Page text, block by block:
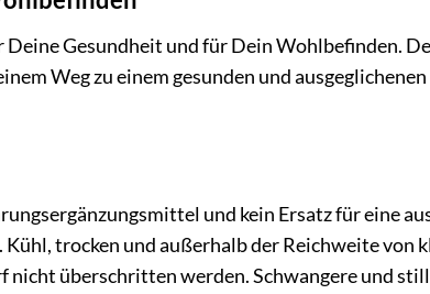
Gesundheit und für Dein Wohlbefinden.
Weg zu einem gesunden und
und kein Ersatz für eine
Kühl, trocken und außerhalb der Reichweite von
nicht überschritten werden. Schwangere und